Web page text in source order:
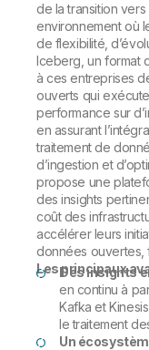
de la transition
environnement où
de flexibilité,
Iceberg, un format
à ces entreprises
ouverts qui
performance sur
en assurant
traitement de
d’ingestion et
propose une
des insights
coût des
accélérer leurs
données ouvertes,
Les principaux
Des insights
en continu à
Kafka et
le traitement
Un